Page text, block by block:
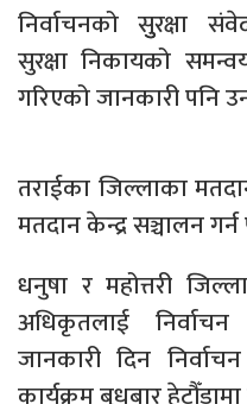
निर्वाचनको सुुरक्षा
सुरक्षा निकायको
गरिएको जानकारी पनि
तराईका जिल्लाका
मतदान केन्द्र सञ्चालन
धनुषा र महोत्तरी
अधिकृतलाई
जानकारी दिन